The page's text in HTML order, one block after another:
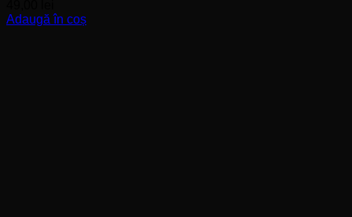
Adaugă în coș